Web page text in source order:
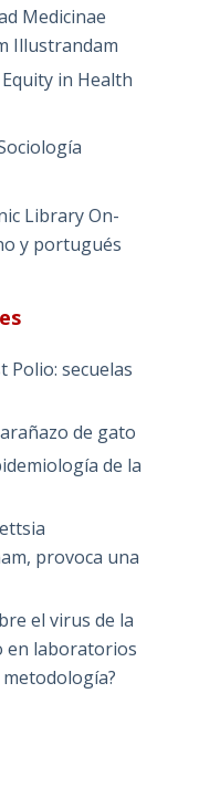
Medicinae
Illustrandam
in Health
Library On-
y portugués
Polio: secuelas
de gato
de la
provoca una
el virus de la
en laboratorios